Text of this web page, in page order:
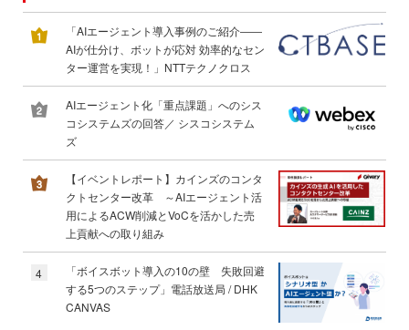
「AIエージェント導入事例のご紹介――
AIが仕分け、ボットが応対 効率的なセン
ター運営を実現！」NTTテクノクロス
AIエージェント化「重点課題」へのシス
コシステムズの回答／ シスコシステム
ズ
【イベントレポート】カインズのコンタ
クトセンター改革 ～AIエージェント活
用によるACW削減とVoCを活かした売
上貢献への取り組み
4
「ボイスボット導入の10の壁 失敗回避
する5つのステップ」電話放送局 / DHK
CANVAS